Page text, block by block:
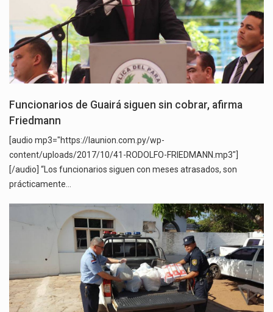
Funcionarios de Guairá siguen sin cobrar, afirma
Friedmann
[audio mp3="https://launion.com.py/wp-
content/uploads/2017/10/41-RODOLFO-FRIEDMANN.mp3"]
[/audio] “Los funcionarios siguen con meses atrasados, son
prácticamente…